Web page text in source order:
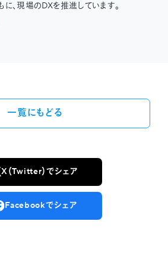
、現場のDXを推進しています。
一覧にもどる
X（Twitter）でシェア
Facebookでシェア